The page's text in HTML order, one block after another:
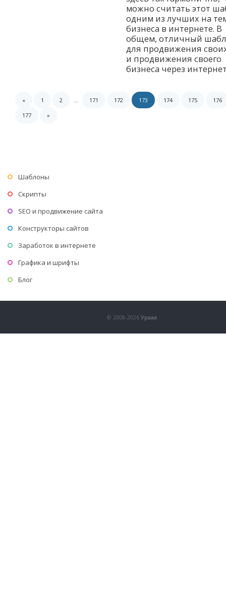
можно считать этот
одним из лучших на
бизнеса в интернете. В
общем, отличный
для продвижения
и продвижения своего
бизнеса через
« 1 2 ... 171 172 173 174 175
176
177
»
Шаблоны
Скрипты
SEO и продвижение сайта
Конструкторы сайтов
Заработок в интернете
Графика и шрифты
Блог
© 2008-2026Урааа.